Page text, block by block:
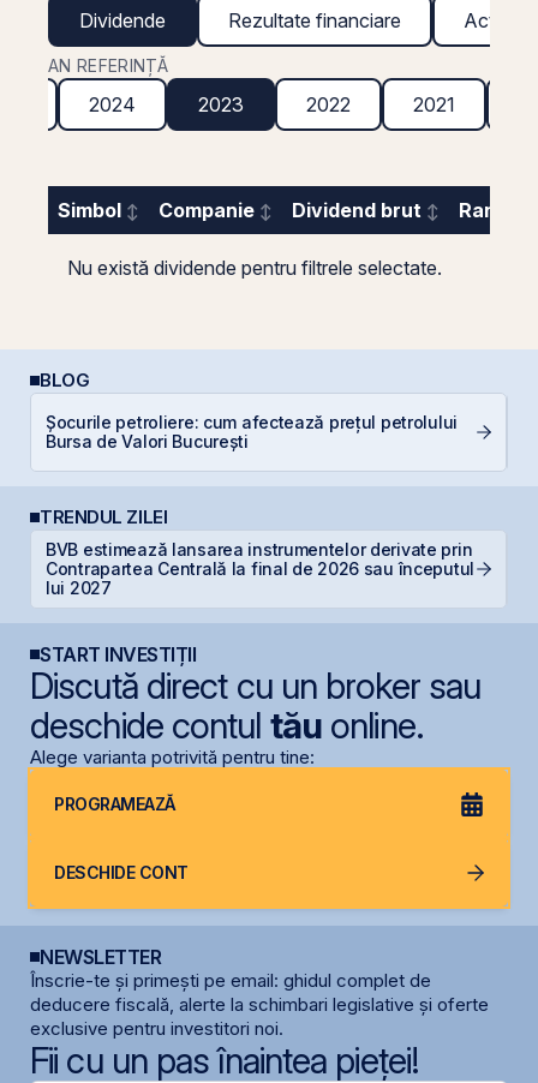
Dividende Rezultate financiare Acțiuni
AN REFERINȚĂ
2024 2023 2022 2021
Simbol Companie Dividend brut
Nu există dividende pentru filtrele selectate.
BLOG
Șocurile petroliere: cum afectează prețul petrolului
Bursa de Valori București
TRENDUL ZILEI
BVB estimează lansarea instrumentelor derivate prin
Contrapartea Centrală la final de 2026 sau începutul
lui 2027
START INVESTIȚII
Discută direct cu un broker sau
deschide contul tăuonline.
Alege varianta potrivită pentru tine:
PROGRAMEAZĂ
DESCHIDE CONT
NEWSLETTER
Înscrie-te și primești pe email: ghidul complet de
deducere fiscală, alerte la schimbari legislative și oferte
exclusive pentru investitori noi.
Fii cu un pas înaintea pieței!